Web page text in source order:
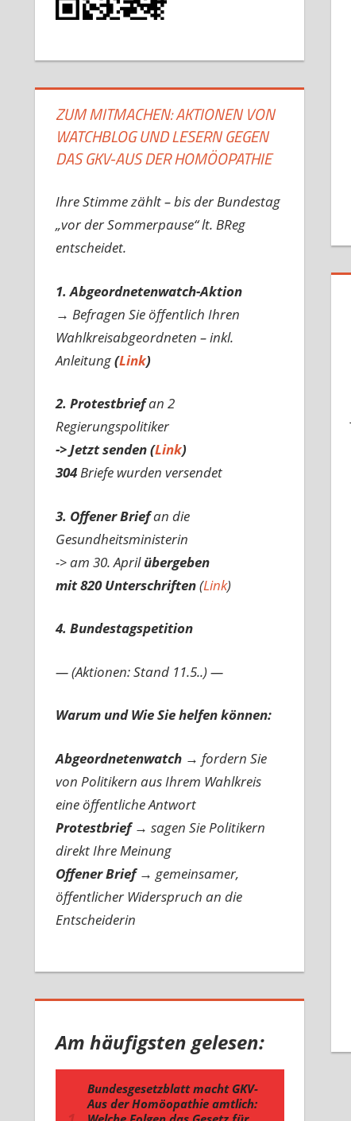
ZUM MITMACHEN: AKTIONEN VON
WATCHBLOG UND LESERN GEGEN
DAS GKV-AUS DER HOMÖOPATHIE
Ihre Stimme zählt – bis der Bundestag
„vor der Sommerpause“ lt. BReg
entscheidet.
1. Abgeordnetenwatch-Aktion
→ Befragen Sie öffentlich Ihren
Wahlkreisabgeordneten – inkl.
Anleitung(Link)
2. Protestbriefan 2
Regierungspolitiker
-> Jetzt senden (Link)
304Briefe wurden versendet
3. Offener Briefan die
Gesundheitsministerin
-> am 30. Aprilübergeben
mit 820 Unterschriften(Link)
4. Bundestagspetition
— (Aktionen: Stand 11.5..) —
Warum und Wie Sie helfen können:
Abgeordnetenwatch → fordern Sie
von Politikern aus Ihrem Wahlkreis
eine öffentliche Antwort
Protestbrief → sagen Sie Politikern
direkt Ihre Meinung
Offener Brief → gemeinsamer,
öffentlicher Widerspruch an die
Entscheiderin
Am häufigsten gelesen: